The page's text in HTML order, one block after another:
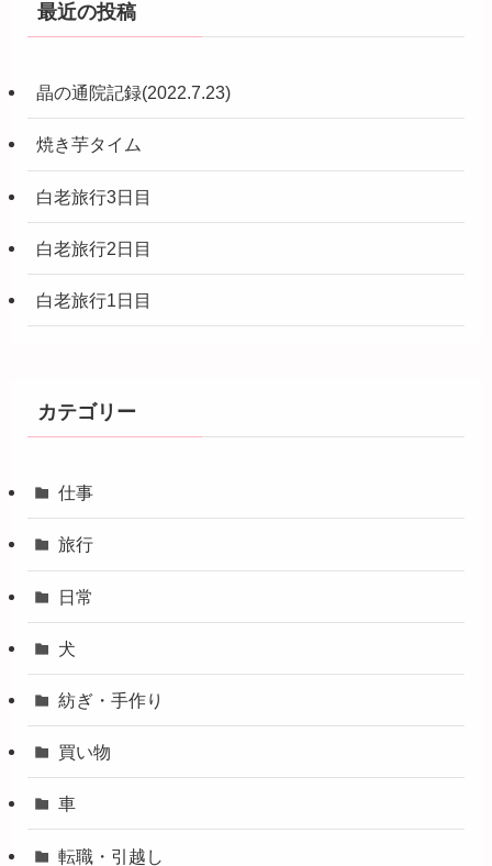
最近の投稿
晶の通院記録(2022.7.23)
焼き芋タイム
白老旅行3日目
白老旅行2日目
白老旅行1日目
カテゴリー
仕事
旅行
日常
犬
紡ぎ・手作り
買い物
車
転職・引越し